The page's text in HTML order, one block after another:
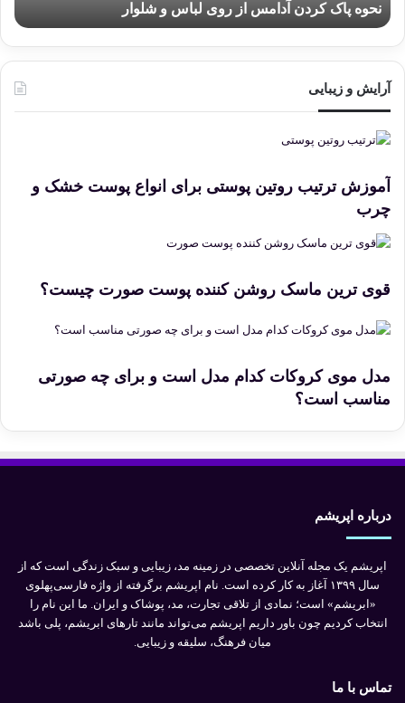
ن
آ
ا
ا
ر
ی
ل
س
ش
ر
نحوه پاک کردن آدامس از روی لباس و شلوار
آرایش و زیبایی
آموزش ترتیب روتین پوستی برای انواع پوست خشک و
چرب
قوی ترین ماسک روشن کننده پوست صورت چیست؟
مدل موی کروکات کدام مدل است و برای چه صورتی
مناسب است؟
درباره اپریشم
اپریشم یک مجله آنلاین تخصصی در زمینه مد، زیبایی و سبک زندگی است که از
سال ۱۳۹۹ آغاز به کار کرده است. نام اپریشم برگرفته از واژه فارسی‌پهلوی
«ابریشم» است؛ نمادی از تلاقی تجارت، مد، پوشاک و ایران. ما این نام را
انتخاب کردیم چون باور داریم اپریشم می‌تواند مانند تارهای ابریشم، پلی باشد
میان فرهنگ، سلیقه و زیبایی.
تماس با ما